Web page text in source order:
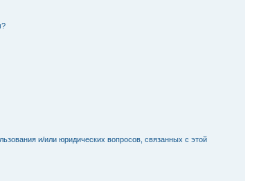
и/или юридических вопросов, связанных с этой